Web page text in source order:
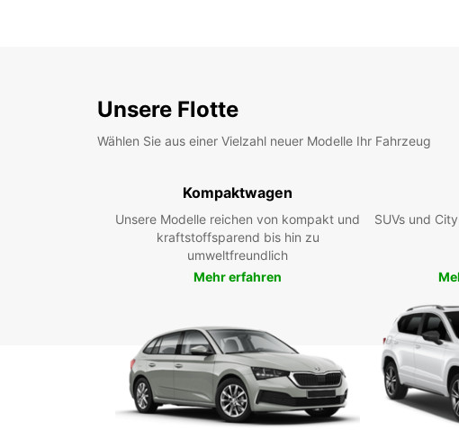
Unsere Flotte
Wählen Sie aus einer Vielzahl neuer Modelle Ihr Fahrzeug
Kompaktwagen
Unsere Modelle reichen von kompakt und
kraftstoffsparend bis hin zu
umweltfreundlich
Mehr erfahren
SUVs und